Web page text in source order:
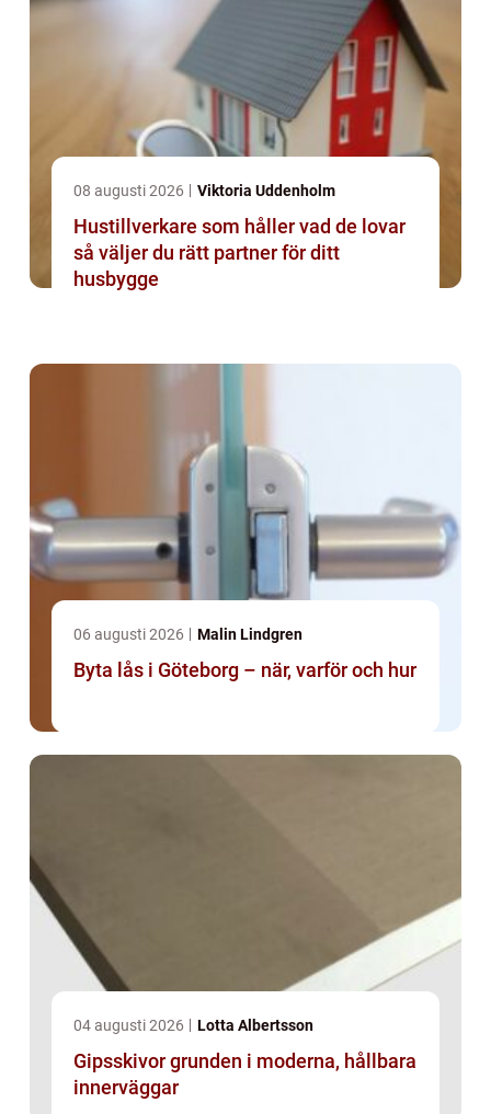
08 augusti 2026 Viktoria Uddenholm
Hustillverkare som håller vad de lovar
så väljer du rätt partner för ditt
husbygge
06 augusti 2026 Malin Lindgren
Byta lås i Göteborg – när, varför och hur
04 augusti 2026 Lotta Albertsson
Gipsskivor grunden i moderna, hållbara
innerväggar